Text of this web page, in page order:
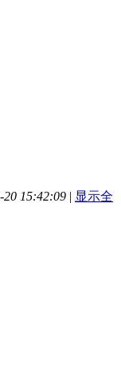
15:42:09 | 显示全